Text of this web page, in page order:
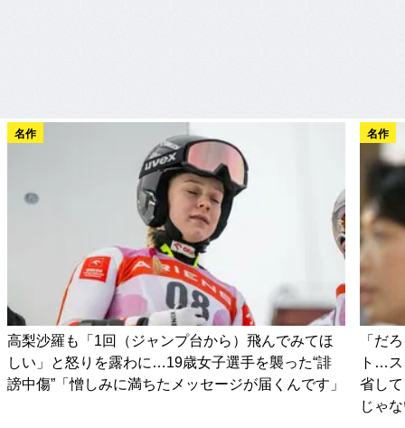
名作
高梨沙羅も「1回（ジャンプ台から）飛んでみてほ
しい」と怒りを露わに…19歳女子選手を襲った“誹
謗中傷”「憎しみに満ちたメッセージが届くんです」
名作
「だ
ト…
省し
じゃ